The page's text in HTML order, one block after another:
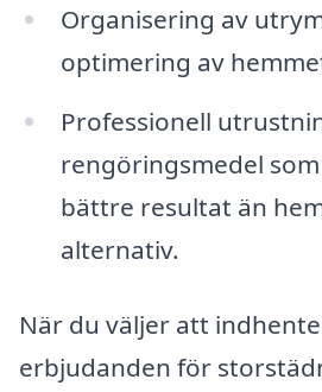
Organisering av
optimering av
Professionell
rengöringsmedel
bättre resultat än
alternativ.
När du väljer att
erbjudanden för